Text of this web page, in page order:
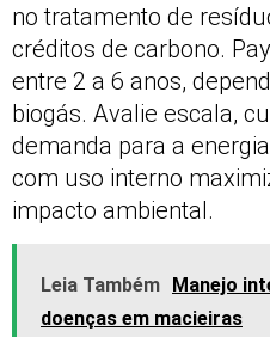
no tratamento de
créditos de carbono.
entre 2 a 6 anos,
biogás. Avalie escala,
demanda para a
com uso interno
impacto ambiental.
Leia Também
Manejo
doenças em macieiras